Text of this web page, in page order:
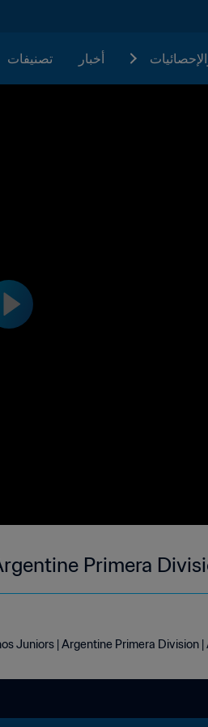
أخبار تصنيفات
Primera
Juniors | Argentine Primera Division